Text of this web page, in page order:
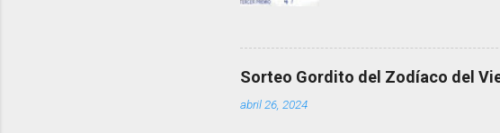
millonarias y de una
Felicidades a todos los
próximo sorteo,
Sorteo Gordito del Zodíaco del
abril 26, 2024